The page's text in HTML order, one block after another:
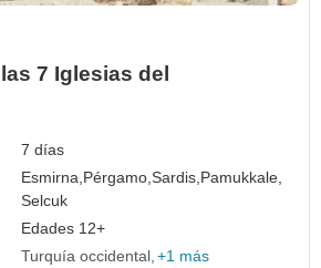
7 Iglesias del
7 días
Esmirna,Pérgamo,Sardis,Pamukkale,
Selcuk
Edades 12+
Turquía occidental +1 más